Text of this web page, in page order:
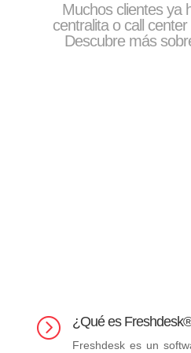
Muchos clientes ya
centralita o call
Descubre más
= ¿Qué es
Freshdesk es un